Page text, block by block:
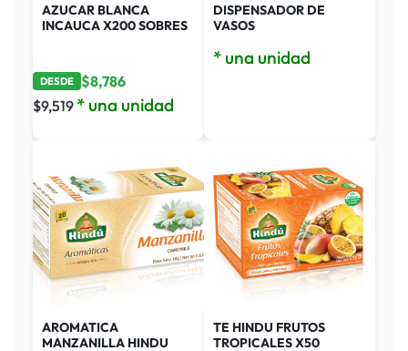
AZUCAR BLANCA
INCAUCA X200 SOBRES
DESDE $8,786
$9,519 * una unidad
DISPENSADOR DE
VASOS
* una unidad
AROMATICA
MANZANILLA HINDU
TE HINDU FRUTOS
TROPICALES X50